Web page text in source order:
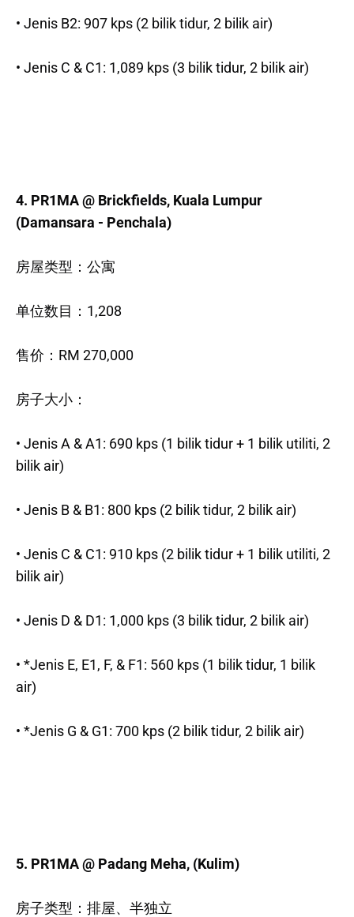
• Jenis B2: 907 kps (2 bilik tidur, 2 bilik air)
• Jenis C & C1: 1,089 kps (3 bilik tidur, 2 bilik air)
4. PR1MA @ Brickfields, Kuala Lumpur
(Damansara - Penchala)
房屋类型：公寓
单位数目：1,208
售价：RM 270,000
房子大小：
• Jenis A & A1: 690 kps (1 bilik tidur + 1 bilik utiliti, 2
bilik air)
• Jenis B & B1: 800 kps (2 bilik tidur, 2 bilik air)
• Jenis C & C1: 910 kps (2 bilik tidur + 1 bilik utiliti, 2
bilik air)
• Jenis D & D1: 1,000 kps (3 bilik tidur, 2 bilik air)
• *Jenis E, E1, F, & F1: 560 kps (1 bilik tidur, 1 bilik
air)
• *Jenis G & G1: 700 kps (2 bilik tidur, 2 bilik air)
5. PR1MA @ Padang Meha, (Kulim)
房子类型：排屋、半独立